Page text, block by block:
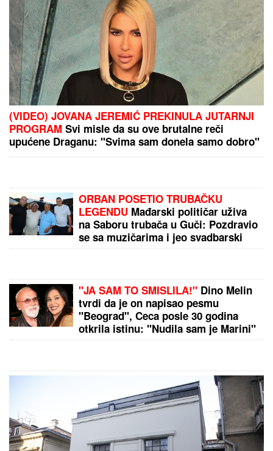
(VIDEO) JOVANA JEREMIĆ PREKINULA JUTARNJI
PROGRAM Svi misle da su ove brutalne reči
upućene Draganu: "Svima sam donela samo dobro"
ORBAN POSETIO TRUBAČKU
LEGENDU Mađarski političar uživa
na Saboru trubača u Guči: Pozdravio
se sa muzičarima i jeo svadbarski
"JA SAM TO SMISLILA!" Dino Melin
tvrdi da je on napisao pesmu
"Beograd", Ceca posle 30 godina
otkrila istinu: "Nudila sam je Marini"